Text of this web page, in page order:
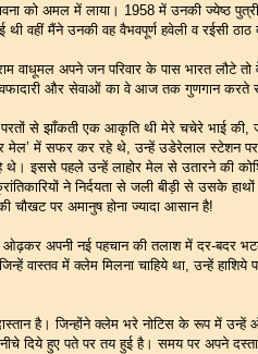
को अमल में लाया। 1958 में उनकी ज्येष्ठ पुत्री
थी वहीं मैंने उनकी वह वैभवपूर्ण हवेली व रईसी
अपने जन परिवार के पास भारत लौटे तो वे
और सेवाओं का वे आज तक गुणगान करते
से झाँकती एक आकृति थी मेरे चचेरे भाई की,
मेल’ में सफर कर रहे थे, उन्हें उडेरेलाल स्टेशन
थे। इससे पहले उन्हें लाहोर मेल से उतारने की
ने निर्दयता से जली बीड़ी से उसके
चौखट पर अमानुष होना ज्यादा आसान है!
अपनी नई पहचान की तलाश में दर-बदर
वास्तव में क्लेम मिलना चाहिये था, उन्हें हाशिये
है। जिन्होंने क्लेम भरे नोटिस के रूप में उन्हें
नीचे दिये हुए पते पर तय हुई है। समय पर अपने